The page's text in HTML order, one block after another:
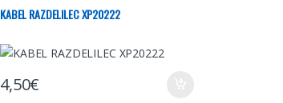
KABEL RAZDELILEC XP20222
4,50€